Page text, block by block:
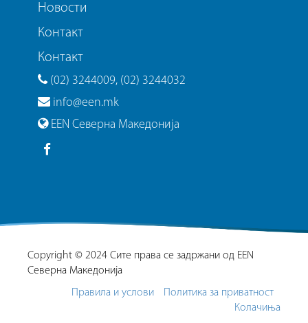
Новости
Контакт
Контакт
(02) 3244009, (02) 3244032
info@een.mk
EEN Северна Македонија
Copyright © 2024 Сите права се задржани од EEN
Северна Македонија
Правила и услови
Политика за приватност
Колачиња